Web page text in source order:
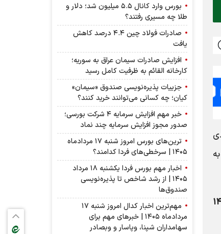
بورس وارد کانال ۵.۵ میلیون شد؛ دلار و
طلا چه مسیری رفتند؟
صادرات فولاد چین ۴.۴ درصد کاهش
یافت
افزایش صادرات سیمان عراق به سوریه؛
کارخانه القائم به ظرفیت کامل رسید
جزییات پذیره‌نویسی صندوق «سیمان»
کیان؛ چه کسانی می‌توانند خرید کنند؟
خبر مهم افزایش سرمایه ۴ شرکت بورسی؛
صدور مجوز افزایش سرمایه چند نماد
ترین‌های بورس امروز شنبه ۱۷ مردادماه
۱۴۰۵ | سرخطی‌های فردا کدامند؟
اخبار مهم بورس فردا یکشنبه ۱۸ مرداد
۱۴۰۵ | از رشد شاخص تا پذیره‌نویسی
صندوق‌ها
مهم‌ترین اخبار کدال امروز شنبه ۱۷
مردادماه ۱۴۰۵ | خبرهای مهم برای
سهامداران شپنا، وپاسار و وبصادر